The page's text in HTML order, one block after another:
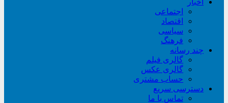
اخبار
اجتماعی
اقتصاد
سیاسی
فرهنگ
چند رسانه
گالری فیلم
گالری عکس
حساب مشتری
دسترسی سریع
تماس با ما